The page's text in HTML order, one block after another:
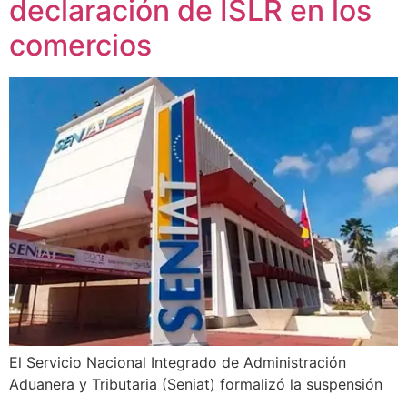
declaración de ISLR en los
comercios
El Servicio Nacional Integrado de Administración
Aduanera y Tributaria (Seniat) formalizó la suspensión